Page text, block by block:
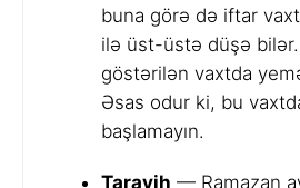
buna görə də iftar
ilə üst-üstə düşə
göstərilən vaxtda
Əsas odur ki, bu
başlamayın.
Taravih — Ramazan